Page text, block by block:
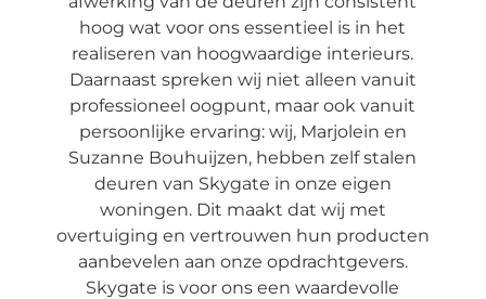
hoog wat voor ons essentieel is in het
realiseren van hoogwaardige interieurs.
Daarnaast spreken wij niet alleen vanuit
professioneel oogpunt, maar ook vanuit
persoonlijke ervaring: wij, Marjolein en
Suzanne Bouhuijzen, hebben zelf stalen
deuren van Skygate in onze eigen
woningen. Dit maakt dat wij met
overtuiging en vertrouwen hun producten
aanbevelen aan onze opdrachtgevers.
Skygate is voor ons een waardevolle